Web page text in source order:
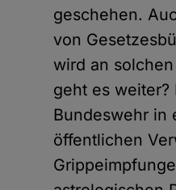
geschehen.
von
wird an
geht es weiter?
Bundeswehr in
öffentlichen